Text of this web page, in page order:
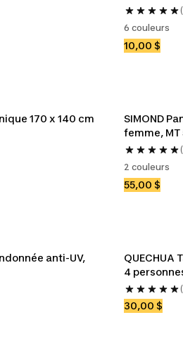
6 couleurs
10,00 $
170 x 140 cm
SIMOND
femme, MT
2 couleurs
55,00 $
anti-UV,
QUECHUA
4
30,00 $